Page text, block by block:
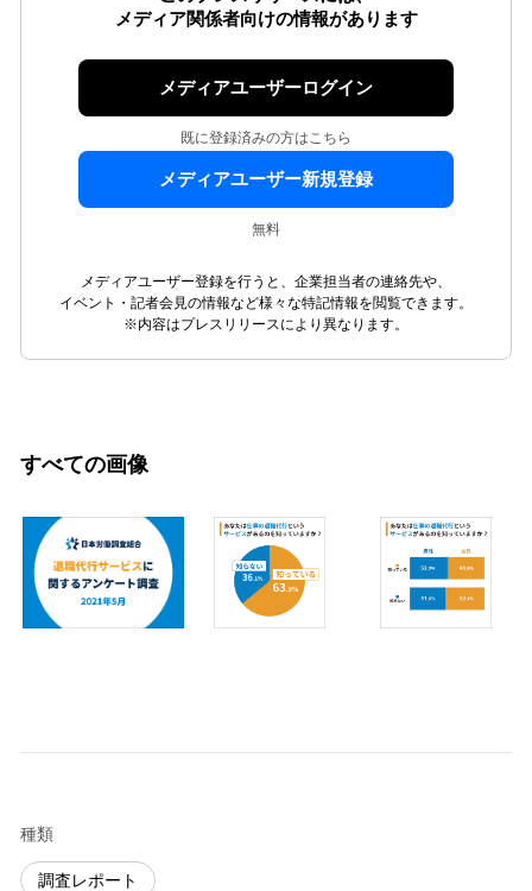
メディア関係者向けの情報があります
メディアユーザーログイン
既に登録済みの方はこちら
メディアユーザー新規登録
無料
メディアユーザー登録を行うと、企業担当者の連絡先や、
イベント・記者会見の情報など様々な特記情報を閲覧できます。
※内容はプレスリリースにより異なります。
すべての画像
種類
調査レポート